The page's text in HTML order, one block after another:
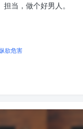
当，做个好男人。
欲危害